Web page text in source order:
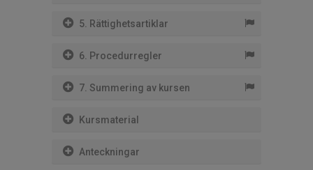
5. Rättighetsartiklar
6. Procedurregler
7. Summering av kursen
Kursmaterial
Anteckningar